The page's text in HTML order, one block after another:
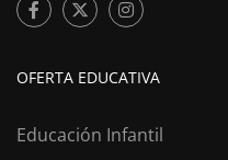
OFERTA EDUCATIVA
Educación Infantil